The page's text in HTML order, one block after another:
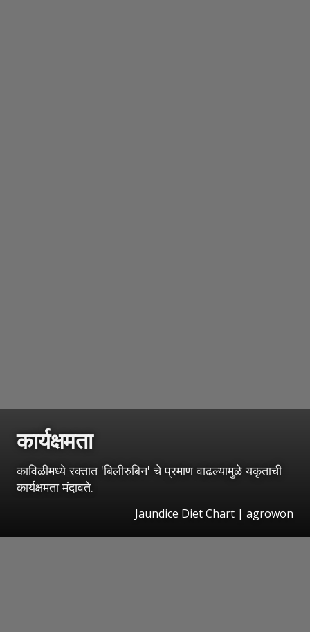
कार्यक्षमता
काविळीमध्ये रक्तात 'बिलीरुबिन' चे प्रमाण वाढल्यामुळे यकृताची
कार्यक्षमता मंदावते.
Jaundice Diet Chart | agrowon